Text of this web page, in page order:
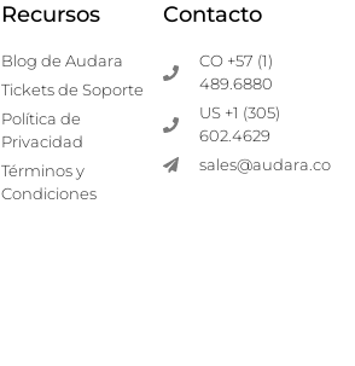
Recursos
Blog de Audara
Tickets de Soporte
Política de
Privacidad
Términos y
Condiciones
Contacto
CO +57 (1)
489.6880
US +1 (305)
602.4629
sales@audara.co